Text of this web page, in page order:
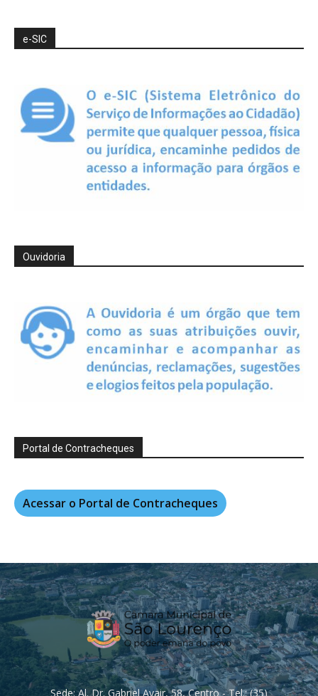
e-SIC
Ouvidoria
Portal de Contracheques
Acessar o Portal de Contracheques
Sede: Al. Dr. Gabriel Avair, 58, Centro - Tel.: (35)